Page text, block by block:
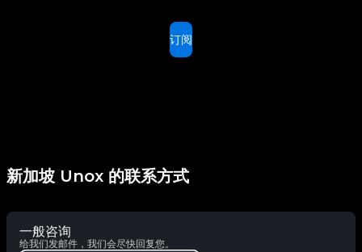
订阅
新加坡 Unox 的联系方式
一般咨询
给我们发邮件，我们会尽快回复您。